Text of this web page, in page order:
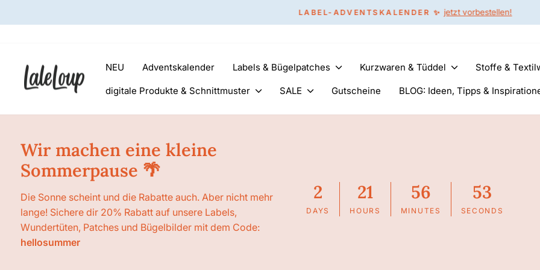
zum
Pause
LABEL-ADVENTSKALENDER ✨ jetzt vorbestellen!
NEU Adventskalender Labels & Bügelpatches Kurzwaren & Tüddel Stoffe &
digitale Produkte & Schnittmuster SALE Gutscheine BLOG: Ideen, Tipps &
Wir machen eine kleine
Sommerpause 🌴
Die Sonne scheint und die Rabatte auch. Aber nicht mehr
lange! Sichere dir 20% Rabatt auf unsere Labels,
Wundertüten, Patches und Bügelbilder mit dem Code:
hellosummer
2
DAYS
21
HOURS
56
MINUTES
52
SECONDS